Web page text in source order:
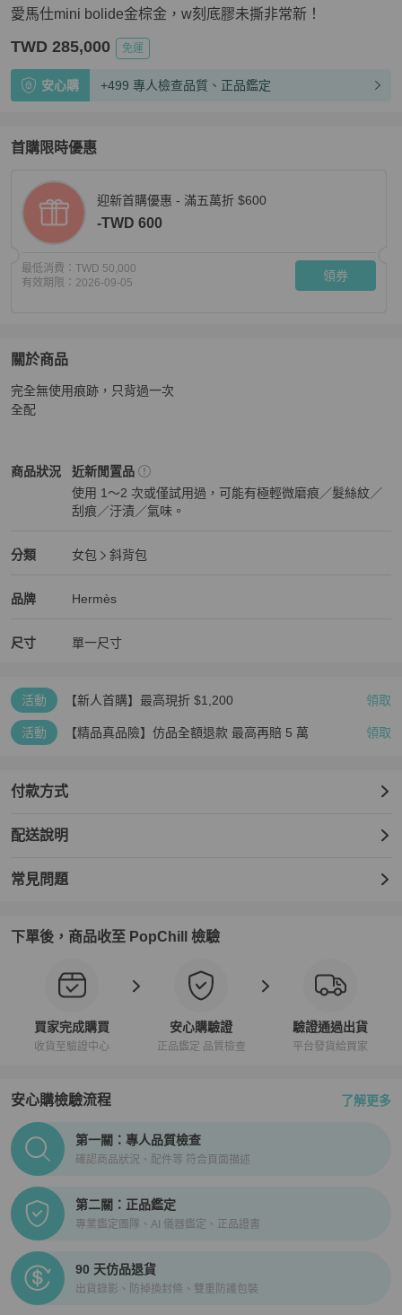
愛馬仕mini bolide金棕金，w刻底膠未撕非常新！
TWD 285,000 免運
安心購 +499 專人檢查品質、正品鑑定
首購限時優惠
迎新首購優惠 - 滿五萬折 $600
-TWD 600
最低消費： TWD 50,000
有效期限： 2026-09-05 領券
關於商品
關於愛馬仕mini bolide金棕金，w刻底膠未撕非常新！
完全無使用痕跡，只背過一次
全配
商品狀況
Hermès女包商品狀態與細節
近新閒置品
使用 1～2 次或僅試用過，可能有極輕微磨痕／髮絲紋／
刮痕／汙漬／氣味。
分類
Hermès 女包分類資訊
女包
斜背包
品牌
Hermès 精品女包品牌介紹
Hermès
Hermès 推薦清單
尺寸 單一尺寸
活動 【新人首購】最高現折 $1,200 領取
活動 【精品真品險】仿品全額退款 最高再賠 5 萬 領取
付款方式
配送說明
常見問題
下單後，商品收至 PopChill 檢驗
買家完成購買
收貨至驗證中心
安心購驗證
正品鑑定 品質檢查
驗證通過出貨
平台發貨給買家
安心購檢驗流程 了解更多
PopChill拍拍圈正品驗證、安心購檢驗流程介紹
第一關：專人品質檢查
確認商品狀況、配件等 符合頁面描述
第二關：正品鑑定
專業鑑定團隊、AI 儀器鑑定、正品證書
90 天仿品退貨
出貨錄影、防掉換封條、雙重防護包裝